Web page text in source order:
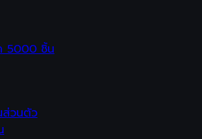
5000 ชิ้น
ส่วนตัว